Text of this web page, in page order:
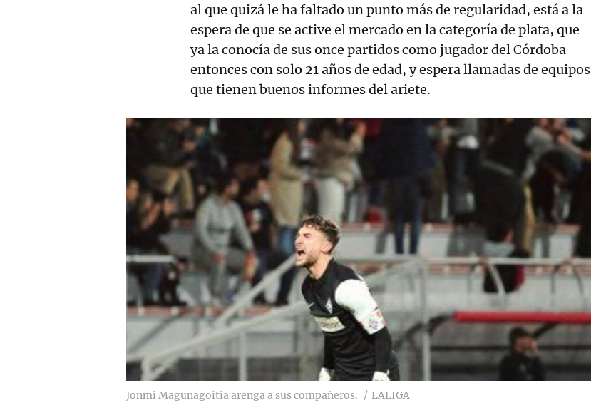
al que quizá le ha faltado un punto más de regularidad, está a la
espera de que se active el mercado en la categoría de plata, que
ya la conocía de sus once partidos como jugador del Córdoba
entonces con solo 21 años de edad, y espera llamadas de equipos
que tienen buenos informes del ariete.
Jonmi Magunagoitia arenga a sus compañeros. LALIGA